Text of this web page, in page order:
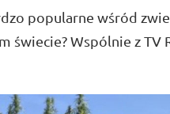
popularne wśród
świecie? Wspólnie z